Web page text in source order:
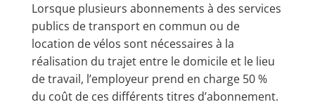
Lorsque plusieurs abonnements à des services
publics de transport en commun ou de
location de vélos sont nécessaires à la
réalisation du trajet entre le domicile et le lieu
de travail, l’employeur prend en charge 50 %
du coût de ces différents titres d’abonnement.